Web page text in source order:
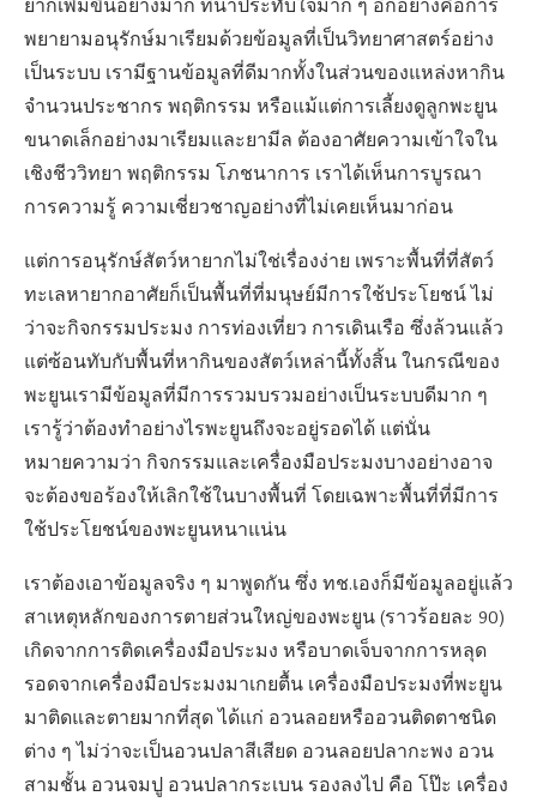
ยากเพิ่มขึ้นอย่างมาก ที่น่าประทับใจมาก ๆ อีกอย่างคือการ
พยายามอนุรักษ์มาเรียมด้วยข้อมูลที่เป็นวิทยาศาสตร์อย่าง
เป็นระบบ เรามีฐานข้อมูลที่ดีมากทั้งในส่วนของแหล่งหากิน
จำนวนประชากร พฤติกรรม หรือแม้แต่การเลี้ยงดูลูกพะยูน
ขนาดเล็กอย่างมาเรียมและยามีล ต้องอาศัยความเข้าใจใน
เชิงชีววิทยา พฤติกรรม โภชนาการ เราได้เห็นการบูรณา
การความรู้ ความเชี่ยวชาญอย่างที่ไม่เคยเห็นมาก่อน
แต่การอนุรักษ์สัตว์หายากไม่ใช่เรื่องง่าย เพราะพื้นที่ที่สัตว์
ทะเลหายากอาศัยก็เป็นพื้นที่ที่มนุษย์มีการใช้ประโยชน์ ไม่
ว่าจะกิจกรรมประมง การท่องเที่ยว การเดินเรือ ซึ่งล้วนแล้ว
แต่ซ้อนทับกับพื้นที่หากินของสัตว์เหล่านี้ทั้งสิ้น ในกรณีของ
พะยูนเรามีข้อมูลที่มีการรวมบรวมอย่างเป็นระบบดีมาก ๆ
เรารู้ว่าต้องทำอย่างไรพะยูนถึงจะอยู่รอดได้ แต่นั่น
หมายความว่า กิจกรรมและเครื่องมือประมงบางอย่างอาจ
จะต้องขอร้องให้เลิกใช้ในบางพื้นที่ โดยเฉพาะพื้นที่ที่มีการ
ใช้ประโยชน์ของพะยูนหนาแน่น
เราต้องเอาข้อมูลจริง ๆ มาพูดกัน ซึ่ง ทช.เองก็มีข้อมูลอยู่แล้ว
สาเหตุหลักของการตายส่วนใหญ่ของพะยูน (ราวร้อยละ 90)
เกิดจากการติดเครื่องมือประมง หรือบาดเจ็บจากการหลุด
รอดจากเครื่องมือประมงมาเกยตื้น เครื่องมือประมงที่พะยูน
มาติดและตายมากที่สุด ได้แก่ อวนลอยหรืออวนติดตาชนิด
ต่าง ๆ ไม่ว่าจะเป็นอวนปลาสีเสียด อวนลอยปลากะพง อวน
สามชั้น อวนจมปู อวนปลากระเบน รองลงไป คือ โป๊ะ เครื่อง